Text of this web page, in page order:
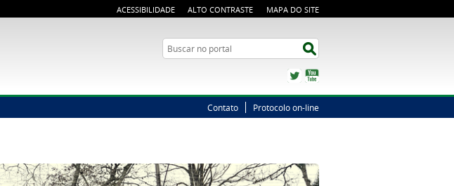
ACESSIBILIDADE ALTO CONTRASTE MAPA DO SITE
Busca
Twitter
Contato Protocolo on-line